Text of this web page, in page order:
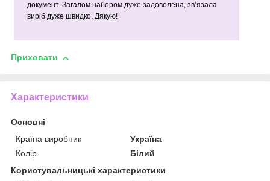
документ. Загалом набором дуже задоволена, зв’язала
виріб дуже швидко. Дякую!
Приховати
Характеристики
Основні
Країна виробник
Україна
Колір
Білий
Користувальницькі характеристики